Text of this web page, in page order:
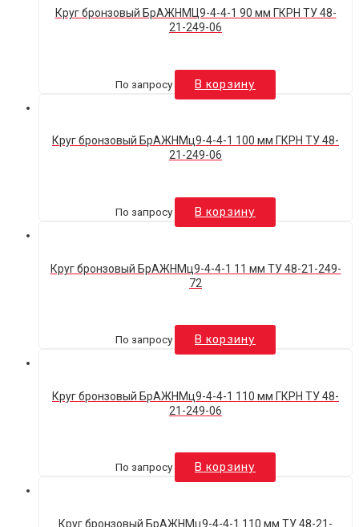
Круг бронзовый БрАЖНМЦ9-4-4-1 90 мм ГКРН ТУ 48-
21-249-06
По запросу В корзину
Круг бронзовый БрАЖНМц9-4-4-1 100 мм ГКРН ТУ 48-
21-249-06
По запросу В корзину
Круг бронзовый БрАЖНМц9-4-4-1 11 мм ТУ 48-21-249-
72
По запросу В корзину
Круг бронзовый БрАЖНМц9-4-4-1 110 мм ГКРН ТУ 48-
21-249-06
По запросу В корзину
Круг бронзовый БрАЖНМц9-4-4-1 110 мм ТУ 48-21-